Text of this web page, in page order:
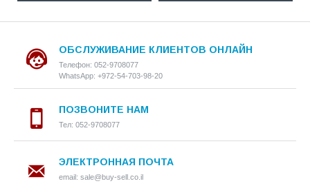
ОБСЛУЖИВАНИЕ КЛИЕНТОВ ОНЛАЙН
Телефон: 052-9708077
WhatsApp: +972-54-703-98-20
ПОЗВОНИТЕ НАМ
Тел: 052-9708077
ЭЛЕКТРОННАЯ ПОЧТА
email: sale@buy-sell.co.il